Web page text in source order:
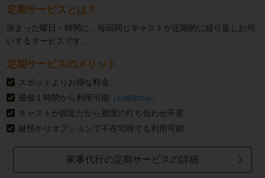
定期サービスとは？
決まった曜日・時間に、毎回同じキャストが定期的に繰り返しお伺
いするサービスです。
定期サービスのメリット
スポットよりお得な料金
最低１時間から利用可能 （お掃除のみ）
キャストが固定だから都度の打ち合わせ不要
鍵預かりオプションで不在宅時でも利用可能
家事代行の定期サービスの詳細